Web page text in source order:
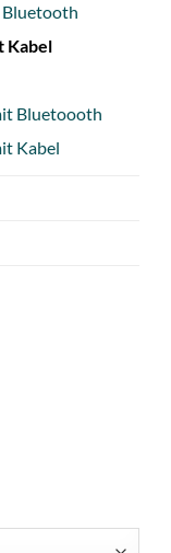
Kabel
Bluetoooth
Kabel